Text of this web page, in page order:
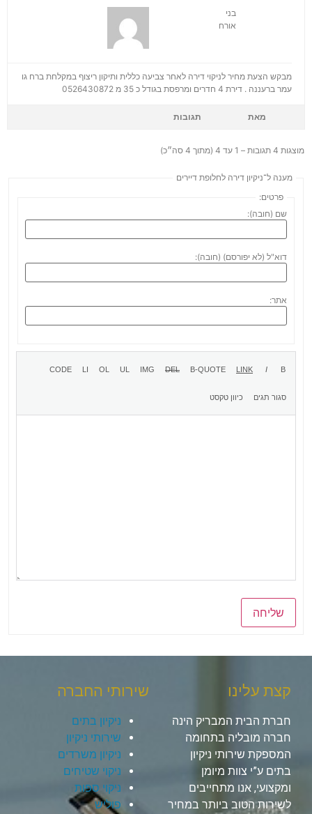
בני
אורח
מבקש הצעת מחיר לניקוי דירה לאחר צביעה כללית ותיקון ריצוף במקלחת ברח גו
עמר ברעננה . דירת 4 חדרים ומרפסת בגודל כ 35 מ 0526430872
מאת תגובות
מוצגות 4 תגובות – 1 עד 4 (מתוך 4 סה״כ)
מענה ל־ניקיון דירה לחלופת דיירים
פרטים:
שם (חובה):
דוא"ל (לא יפורסם) (חובה):
אתר:
שליחה
קצת עלינו
חברת הבית המבריק הינה
חברה מובליה בתחומה
המספקת שירותי ניקיון
בתים ע”י צוות מיומן
ומקצועי, אנו מתחייבים
לשירות הטוב ביותר במחיר
שירותי החברה
ניקיון בתים
שירותי ניקיון
ניקיון משרדים
ניקוי שטיחים
ניקוי ספות
פוליש